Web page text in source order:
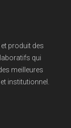
produit des
qui
meilleures
institutionnel.